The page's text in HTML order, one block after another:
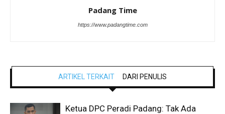
Padang Time
https://www.padangtime.com
ARTIKEL TERKAIT DARI PENULIS
Ketua DPC Peradi Padang: Tak Ada